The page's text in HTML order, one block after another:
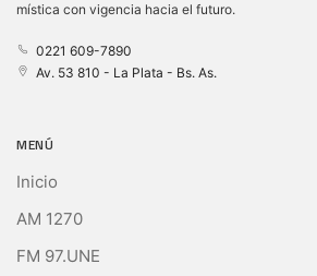
mística con vigencia hacia el futuro.
0221 609-7890
Av. 53 810 - La Plata - Bs. As.
MENÚ
Inicio
AM 1270
FM 97.UNE